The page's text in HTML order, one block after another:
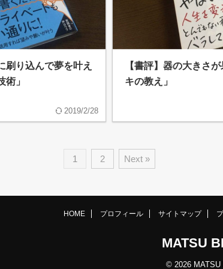
刷り込んで夢を叶え
」
2019/2/28
【書評】器の大きさ
キの教え」
1 2 Next »
HOME プロフィール サイトマップ
MATSU
© 2026 MATSU